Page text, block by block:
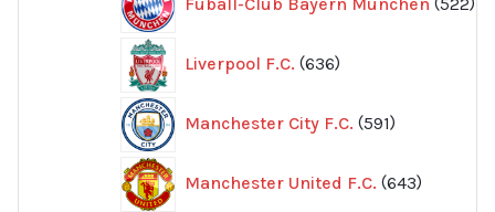
Liverpool F.C. 636
produkter
Manchester City F.C. 591
produkter
Manchester United F.C. 643